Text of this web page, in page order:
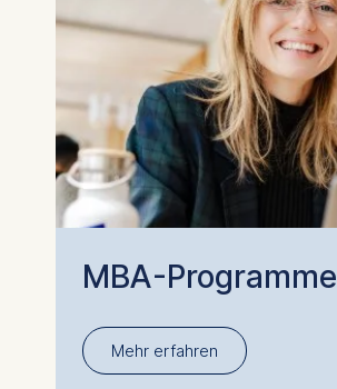
MBA-Programme
Mehr erfahren